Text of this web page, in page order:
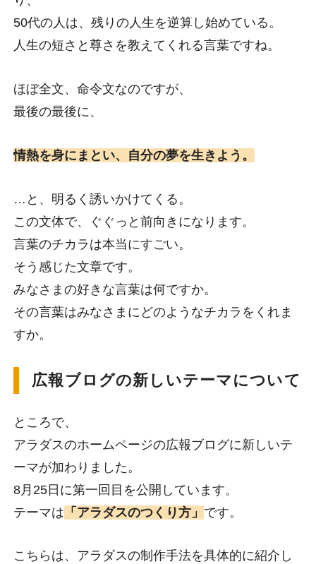
50代の人は、残りの人生を逆算し始めている。
人生の短さと尊さを教えてくれる言葉ですね。
ほぼ全文、命令文なのですが、
最後の最後に、
情熱を身にまとい、自分の夢を生きよう。
…と、明るく誘いかけてくる。
この文体で、ぐぐっと前向きになります。
言葉のチカラは本当にすごい。
そう感じた文章です。
みなさまの好きな言葉は何ですか。
その言葉はみなさまにどのようなチカラをくれま
すか。
広報ブログの新しいテーマについて
ところで、
アラダスのホームページの広報ブログに新しいテ
ーマが加わりました。
8月25日に第一回目を公開しています。
テーマは 「アラダスのつくり方」 です。
こちらは、アラダスの制作手法を具体的に紹介し